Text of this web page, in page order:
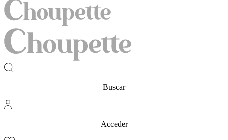
Buscar
Acceder